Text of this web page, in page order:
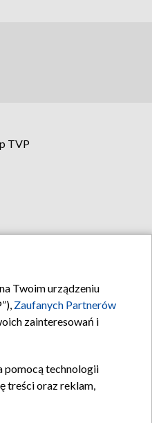
TVP
Twoim urządzeniu
Zaufanych Partnerów
zainteresowań i
pomocą technologii
treści oraz reklam,